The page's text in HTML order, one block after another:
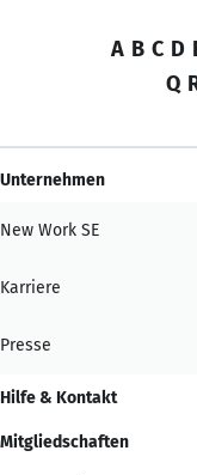
A B C D
Q
Unternehmen
New Work SE
Karriere
Presse
Hilfe & Kontakt
Mitgliedschaften